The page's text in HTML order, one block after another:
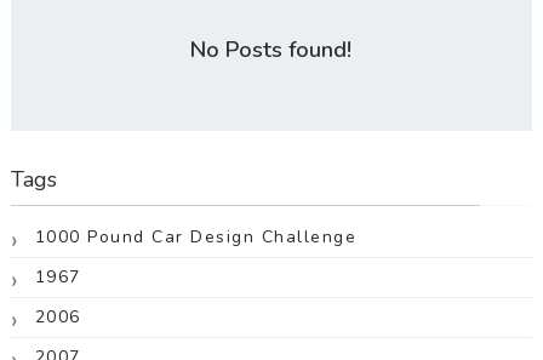
No Posts found!
Tags
1000 Pound Car Design Challenge
1967
2006